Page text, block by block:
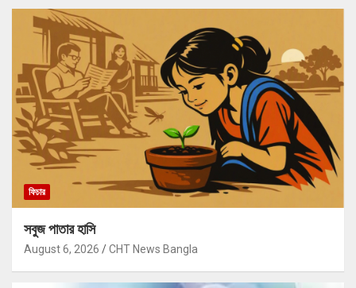
ফিচার
সবুজ পাতার হাসি
August 6, 2026 CHT News Bangla